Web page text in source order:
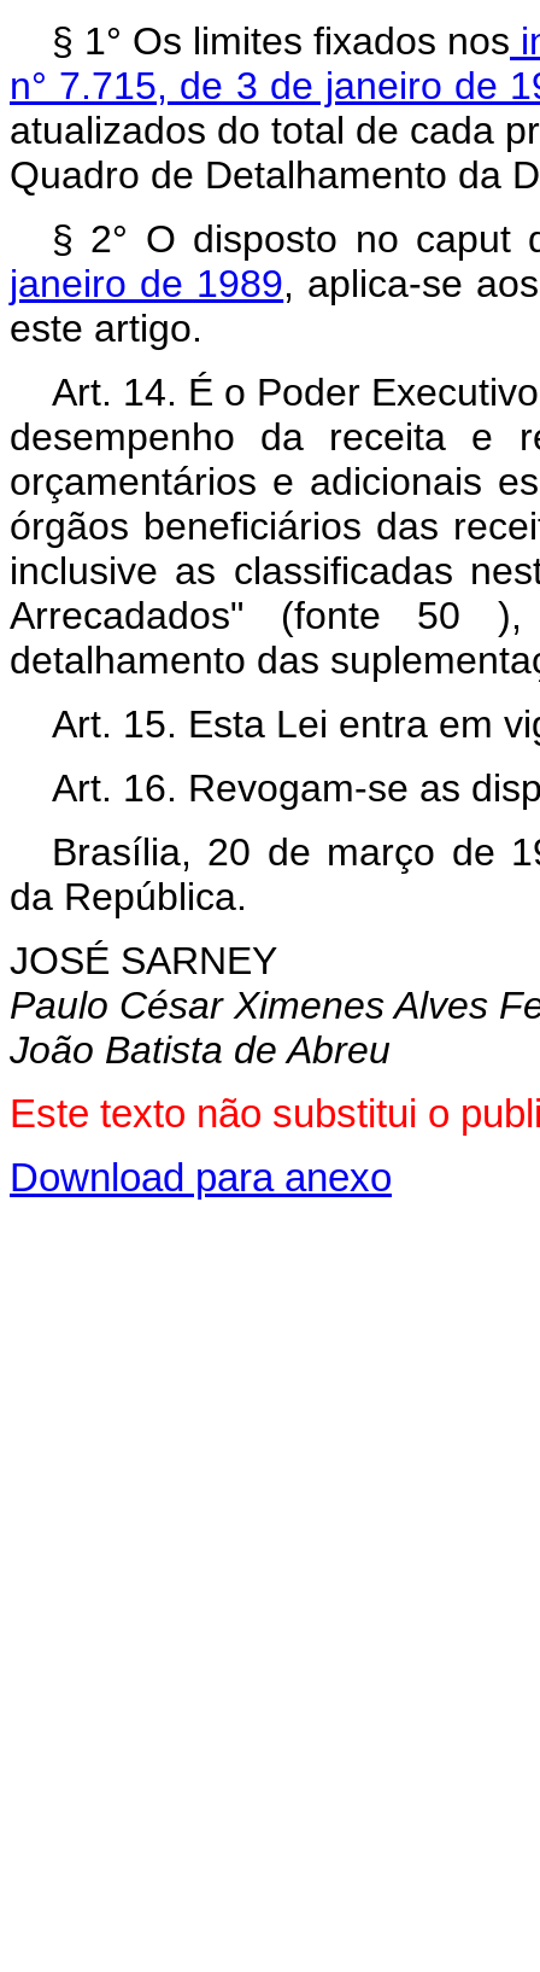
§ 1° Os limites fixados nos
n° 7.715, de 3 de janeiro de
atualizados do total de cada
Quadro de Detalhamento da
§ 2° O disposto no caput
janeiro de 1989, aplica-se
este artigo.
Art. 14. É o Poder
desempenho da receita e
orçamentários e adicionais
órgãos beneficiários das
inclusive as classificadas
Arrecadados" (fonte 50
detalhamento das
Art. 15. Esta Lei entra em
Art. 16. Revogam-se as
Brasília, 20 de março de
da República.
JOSÉ SARNEY
Paulo César Ximenes Alves
João Batista de Abreu
Este texto não substitui o
Download para anexo